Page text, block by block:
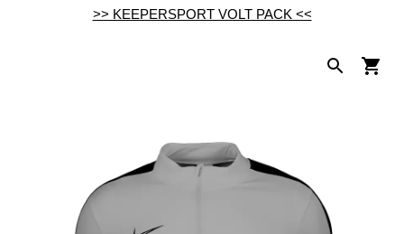
>> KEEPERSPORT VOLT PACK <<